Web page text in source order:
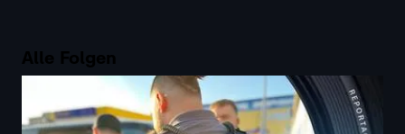
Alle Folgen